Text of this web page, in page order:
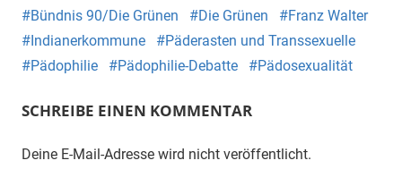
Bündnis 90/Die Grünen
Die Grünen
Franz Walter
Indianerkommune
Päderasten und Transsexuelle
Pädophilie
Pädophilie-Debatte Pädosexualität
SCHREIBE EINEN KOMMENTAR
Deine E-Mail-Adresse wird nicht veröffentlicht.